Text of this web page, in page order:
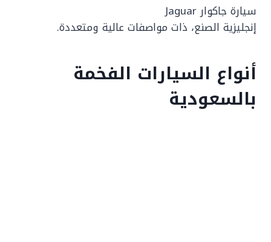
سيارة جاكوار Jaguar
إنجليزية الصنع، ذات مواصفات عالية ومتعددة.
أنواع السيارات الفخمة
بالسعودية